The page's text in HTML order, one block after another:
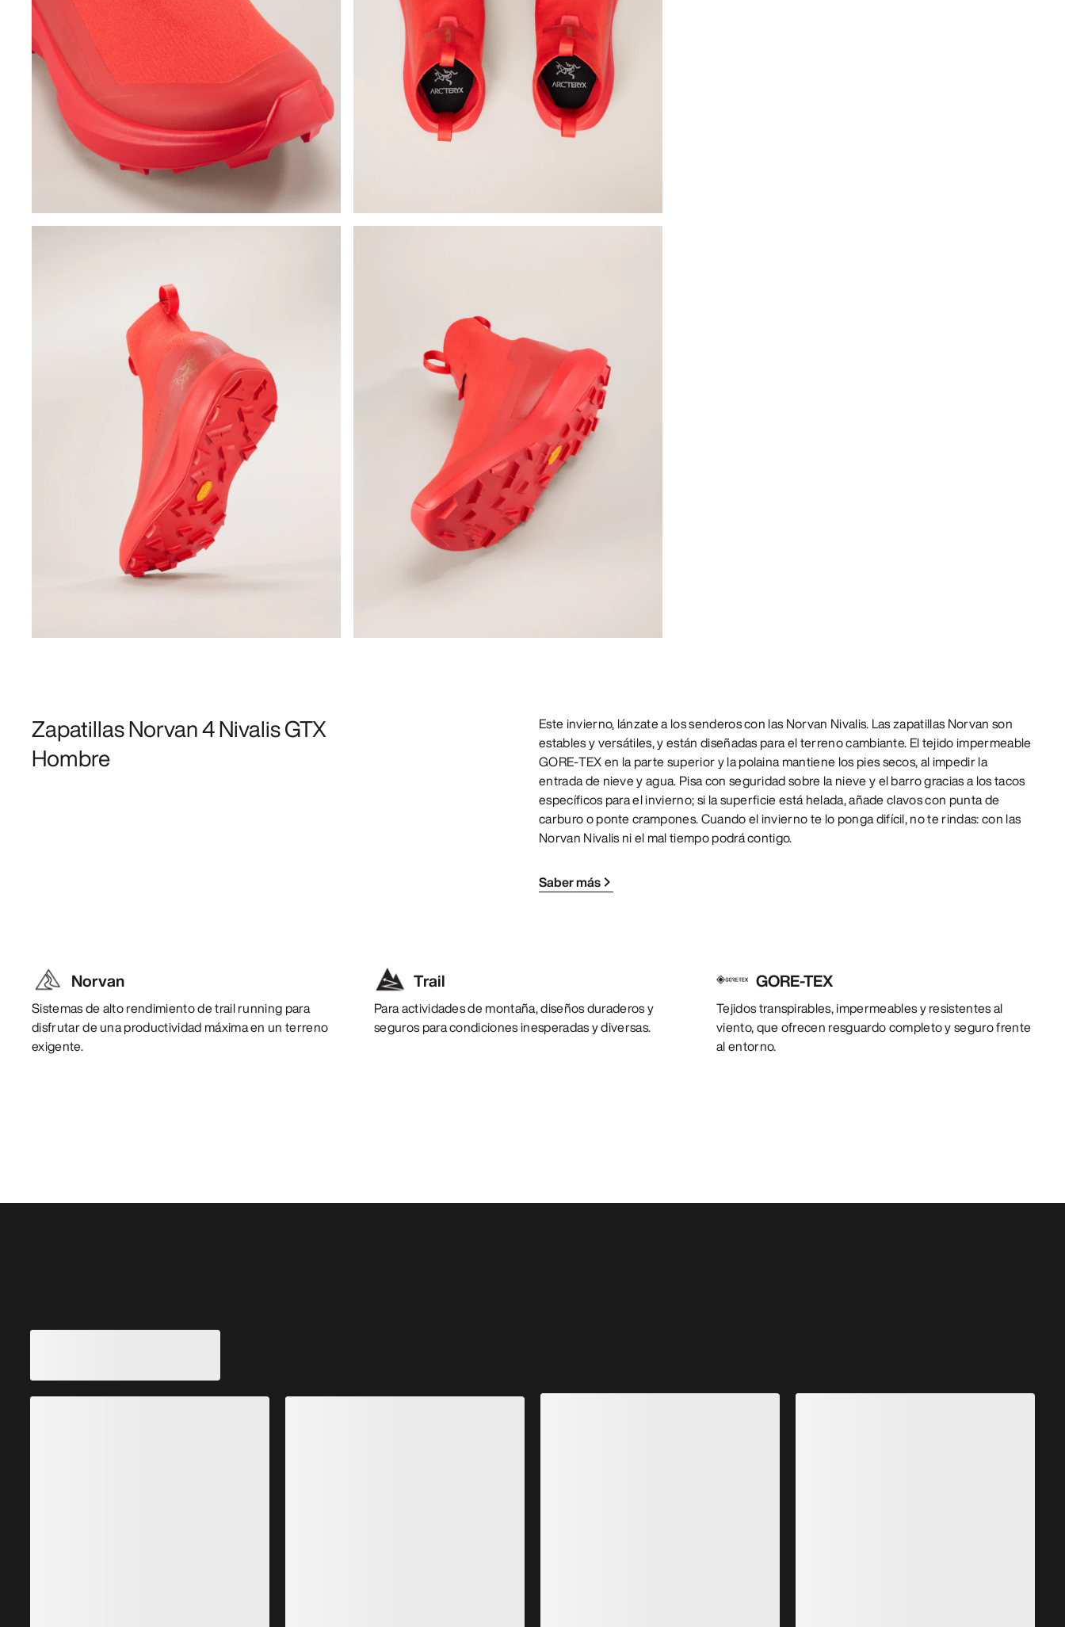
Zapatillas Norvan 4 Nivalis GTX
Hombre
Este invierno, lánzate a los senderos con las Norvan Nivalis. Las zapatillas Norvan son
estables y versátiles, y están diseñadas para el terreno cambiante. El tejido impermeable
GORE-TEX en la parte superior y la polaina mantiene los pies secos, al impedir la
entrada de nieve y agua. Pisa con seguridad sobre la nieve y el barro gracias a los tacos
específicos para el invierno; si la superficie está helada, añade clavos con punta de
carburo o ponte crampones. Cuando el invierno te lo ponga difícil, no te rindas: con las
Norvan Nivalis ni el mal tiempo podrá contigo.
Saber más
Norvan
Sistemas de alto rendimiento de trail running para
disfrutar de una productividad máxima en un terreno
exigente.
Trail
Para actividades de montaña, diseños duraderos y
seguros para condiciones inesperadas y diversas.
GORE-TEX
Tejidos transpirables, impermeables y resistentes al
viento, que ofrecen resguardo completo y seguro frente
al entorno.